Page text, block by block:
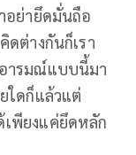
อย่ายึดมั่นถือ
ดต่างกันก็เรา
อารมณ์แบบนี้มา
ใดก็แล้วแต่
เพียงแค่ยึดหลัก